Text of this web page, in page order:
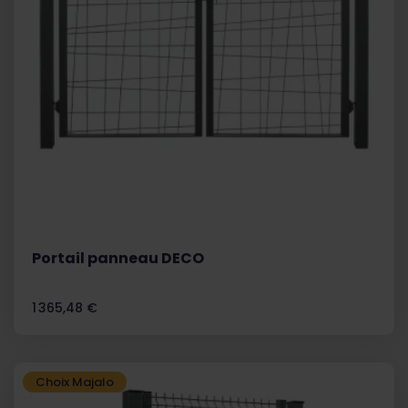
Portail panneau DECO
Prix
1 365,48 €
Choix Majalo